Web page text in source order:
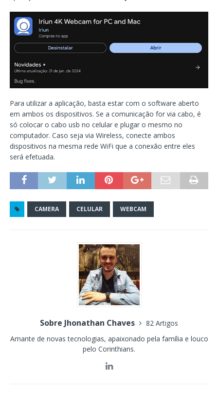
Para utilizar a aplicação, basta estar com o software aberto
em ambos os dispositivos. Se a comunicação for via cabo, é
só colocar o cabo usb no celular e plugar o mesmo no
computador. Caso seja via Wireless, conecte ambos
dispositivos na mesma rede WiFi que a conexão entre eles
será efetuada.
CAMERA CELULAR WEBCAM
Sobre Jhonathan Chaves
82 Artigos
Amante de novas tecnologias, apaixonado pela família e louco
pelo Corinthians.